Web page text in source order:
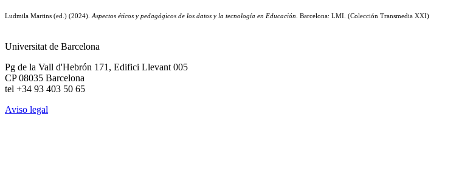
Ludmila Martins (ed.) (2024). Aspectos éticos y pedagógicos de los datos y la tecnología en Educación . Barcelona: LMI. (Colección Transmedia XXI)
Universitat de Barcelona
Pg de la Vall d'Hebrón 171, Edifici Llevant 005
CP 08035 Barcelona
tel +34 93 403 50 65
Aviso legal